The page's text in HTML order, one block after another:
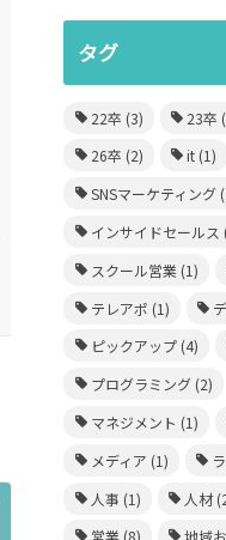
松浦 愛×地域おこし
ン経験談】
タグ
22卒 (3) 23卒
26卒 (2) it (1)
SNSマーケティング
インサイドセールス
スクール営業(1)
テレアポ (1)
ピックアップ(4)
プログラミング(2)
マネジメント (1)
メディア (1)
人事 (1) 人材